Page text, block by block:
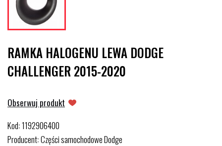
RAMKA HALOGENU LEWA DODGE
CHALLENGER 2015-2020
Obserwuj produkt
Kod:1192906400
Producent:Części samochodowe Dodge